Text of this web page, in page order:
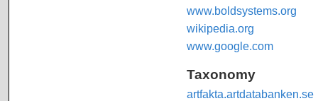
www.boldsystems.org
wikipedia.org
www.google.com
Taxonomy
artfakta.artdatabanken.se